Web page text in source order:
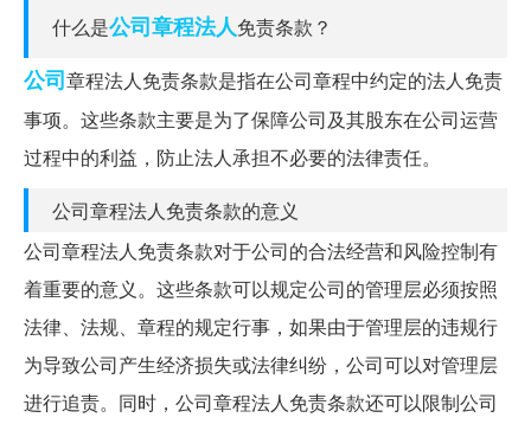
什么是公司章程法人免责条款？
公司章程法人免责条款是指在公司章程中约定的法人免责
事项。这些条款主要是为了保障公司及其股东在公司运营
过程中的利益，防止法人承担不必要的法律责任。
公司章程法人免责条款的意义
公司章程法人免责条款对于公司的合法经营和风险控制有
着重要的意义。这些条款可以规定公司的管理层必须按照
法律、法规、章程的规定行事，如果由于管理层的违规行
为导致公司产生经济损失或法律纠纷，公司可以对管理层
进行追责。同时，公司章程法人免责条款还可以限制公司